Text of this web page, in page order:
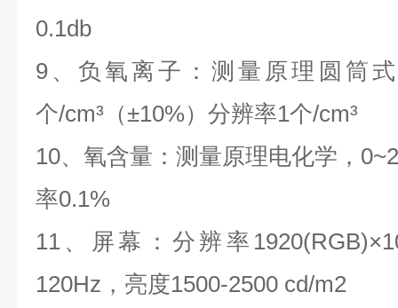
0.1db
9、负氧离子：测量原理圆筒
个/cm³ （±10%）分辨率1个/cm³
10、氧含量：测量原理电化学，
率0.1%
11、屏幕：分辨率
120Hz，亮度1500-2500 cd/m2